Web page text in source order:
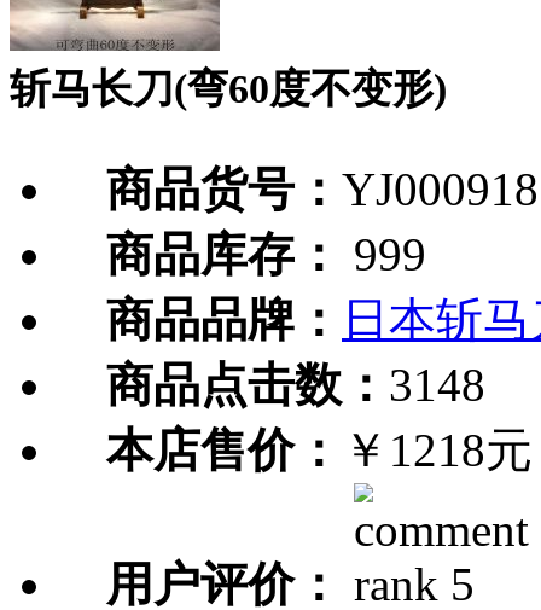
斩马长刀(弯60度不变形)
商品货号： YJ000918
商品库存：
999
商品品牌： 日本斩
商品点击数： 3148
本店售价： ￥1218元
用户评价：